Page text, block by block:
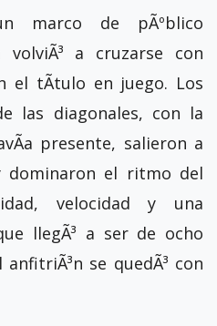
marco de pÃºblico
volviÃ³ a cruzarse con
el tÃ­tulo en juego. Los
las diagonales, con la
presente, salieron a
dominaron el ritmo del
velocidad y una
llegÃ³ a ser de ocho
se quedÃ³ con